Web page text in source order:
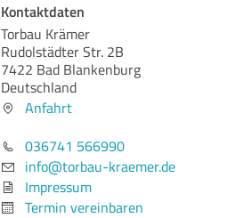
Kontaktdaten
Torbau Krämer
Rudolstädter Str. 2B
7422 Bad Blankenburg
Deutschland
Anfahrt
036741 566990
info@torbau-kraemer.de
Impressum
Termin vereinbaren